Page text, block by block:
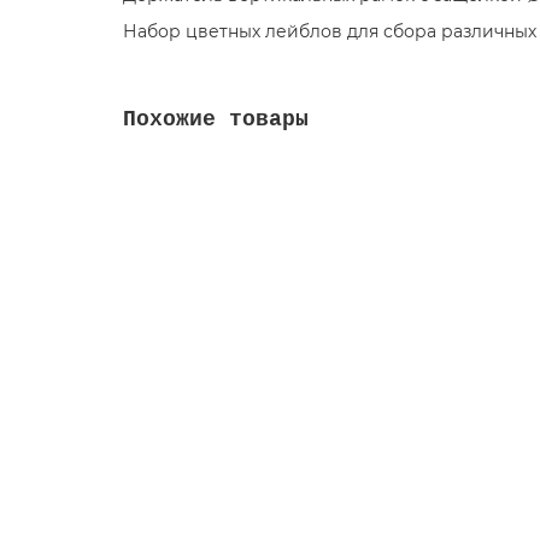
Набор цветных лейблов для сбора различных
Похожие товары